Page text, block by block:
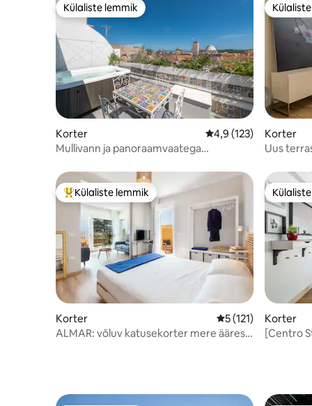
Külaliste lemmik
Külaliste lemmik
Korter Keskmine hinnang
4,9 (123)
Mullivann ja panoraamvaatega
Korter
Uus
Külaliste suur lemmik
Külaliste lemmik
Korter Keskmine hinnang
5 (121)
ALMAR: võluv katusekorter mere ääres
Korter
[Centro